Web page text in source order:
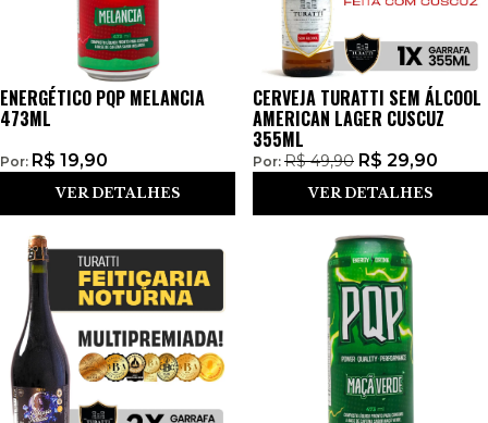
ENERGÉTICO PQP MELANCIA
473ML
Por: R$ 19,90
VER DETALHES
CERVEJA TURATTI SEM ÁLCOOL
AMERICAN LAGER CUSCUZ
355ML
Por: R$49,90 R$ 29,90
VER DETALHES